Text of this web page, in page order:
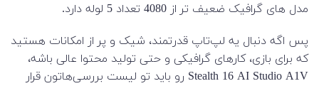
مدل های گرافیک ضعیف تر از 4080 تعداد 5 لوله دارد.
پس اگه دنبال یه لپ‌تاپ قدرتمند، شیک و پر از امکانات هستید
که برای بازی، کارهای گرافیکی و حتی تولید محتوا عالی باشه،
Stealth 16 AI Studio A1V رو باید تو لیست بررسی‌هاتون قرار